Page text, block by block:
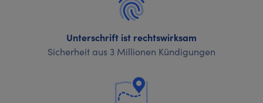
Unterschrift ist rechtswirksam
Sicherheit aus 3 Millionen Kündigungen